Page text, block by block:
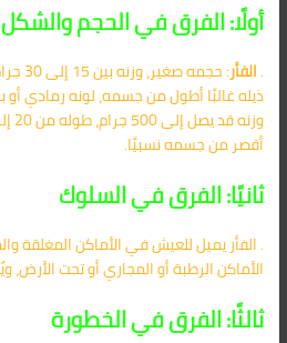
أولًا: الفرق في الحجم والشكل
.الفأر
ذيله غالبًا أطول من جسمه، لونه رمادي أو
أقصر من جسمه نسبيًا.
ثانيًا: الفرق في السلوك
. الفأر يميل للعيش في الأماكن المغلقة
الأماكن الرطبة أو المجاري أو تحت الأرض،
ثالثًا: الفرق في الخطورة